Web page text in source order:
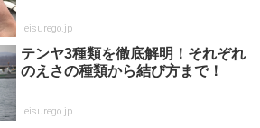
leisurego.jp
テンヤ3種類を徹底解明！それぞれ
のえさの種類から結び方まで！
leisurego.jp